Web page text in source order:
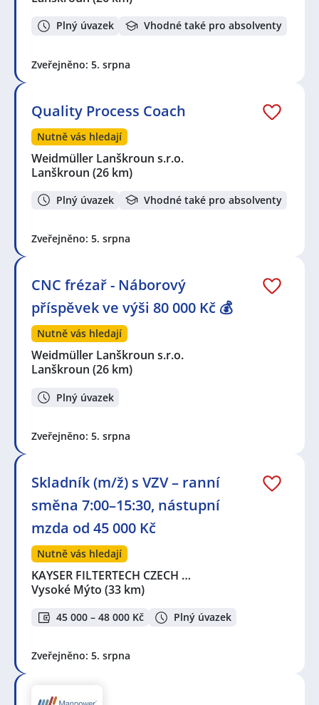
Plný úvazek Vhodné také pro absolventy
Zveřejněno: 5. srpna
Quality Process Coach
Nutně vás hledají
Weidmüller Lanškroun s.r.o.
Lanškroun (26 km)
Plný úvazek Vhodné také pro absolventy
Zveřejněno: 5. srpna
CNC frézař - Náborový
příspěvek ve výši 80 000 Kč 💰
Nutně vás hledají
Weidmüller Lanškroun s.r.o.
Lanškroun (26 km)
Plný úvazek
Zveřejněno: 5. srpna
Skladník (m/ž) s VZV – ranní
směna 7:00–15:30, nástupní
mzda od 45 000 Kč
Nutně vás hledají
KAYSER FILTERTECH CZECH …
Vysoké Mýto (33 km)
45 000 – 48 000 Kč Plný úvazek
Zveřejněno: 5. srpna